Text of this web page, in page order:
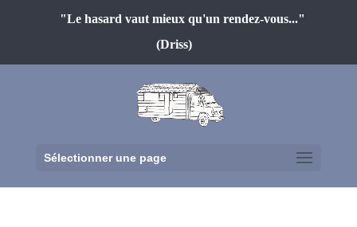
"Le hasard vaut mieux qu'un rendez-vous..."
(Driss)
Sélectionner une page